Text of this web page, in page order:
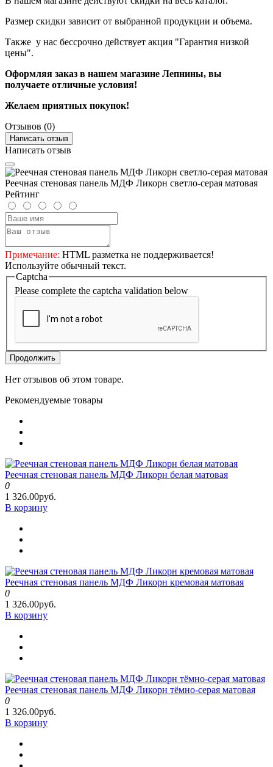
Размер скидки зависит от выбранной продукции и объема.
Также у нас бессрочно действует акция "Гарантия низкой
цены".
Оформляя заказ в нашем магазине Лепнины, вы
получаете отличные условия!
Желаем приятных покупок!
Отзывов (0)
Написать отзыв
Написать отзыв
Реечная стеновая панель МДФ Ликорн светло-серая матовая
Рейтинг
Примечание: HTML разметка не поддерживается!
Используйте обычный текст.
Captcha
Please complete the captcha validation below
Продолжить
Нет отзывов об этом товаре.
Рекомендуемые товары
Реечная стеновая панель МДФ Ликорн белая матовая
0
1 326.00руб.
В корзину
Реечная стеновая панель МДФ Ликорн кремовая матовая
0
1 326.00руб.
В корзину
Реечная стеновая панель МДФ Ликорн тёмно-серая матовая
0
1 326.00руб.
В корзину